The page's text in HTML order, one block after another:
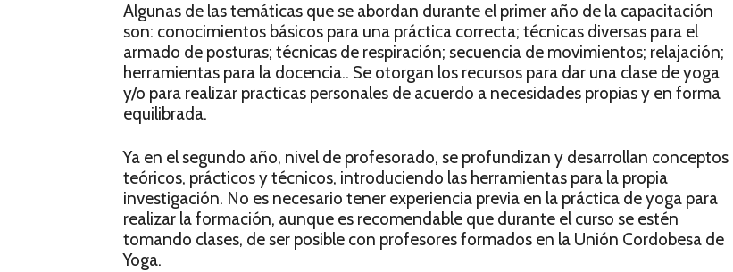
Algunas de las temáticas que se abordan durante el primer año de la capacitación
son: conocimientos básicos para una práctica correcta; técnicas diversas para el
armado de posturas; técnicas de respiración; secuencia de movimientos; relajación;
herramientas para la docencia.. Se otorgan los recursos para dar una clase de yoga
y/o para realizar practicas personales de acuerdo a necesidades propias y en forma
equilibrada.
Ya en el segundo año, nivel de profesorado, se profundizan y desarrollan conceptos
teóricos, prácticos y técnicos, introduciendo las herramientas para la propia
investigación. No es necesario tener experiencia previa en la práctica de yoga para
realizar la formación, aunque es recomendable que durante el curso se estén
tomando clases, de ser posible con profesores formados en la Unión Cordobesa de
Yoga.